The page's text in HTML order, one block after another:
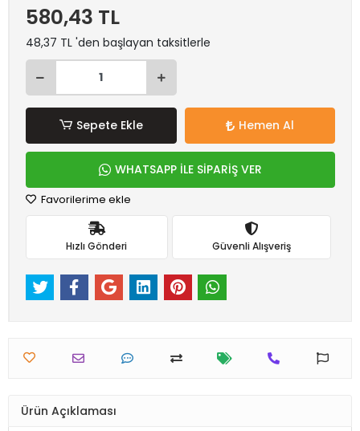
580,43 TL
48,37 TL 'den başlayan taksitlerle
Sepete Ekle Hemen Al
WHATSAPP İLE SİPARİŞ VER
Favorilerime ekle
Hızlı Gönderi Güvenli Alışveriş
Ürün Açıklaması